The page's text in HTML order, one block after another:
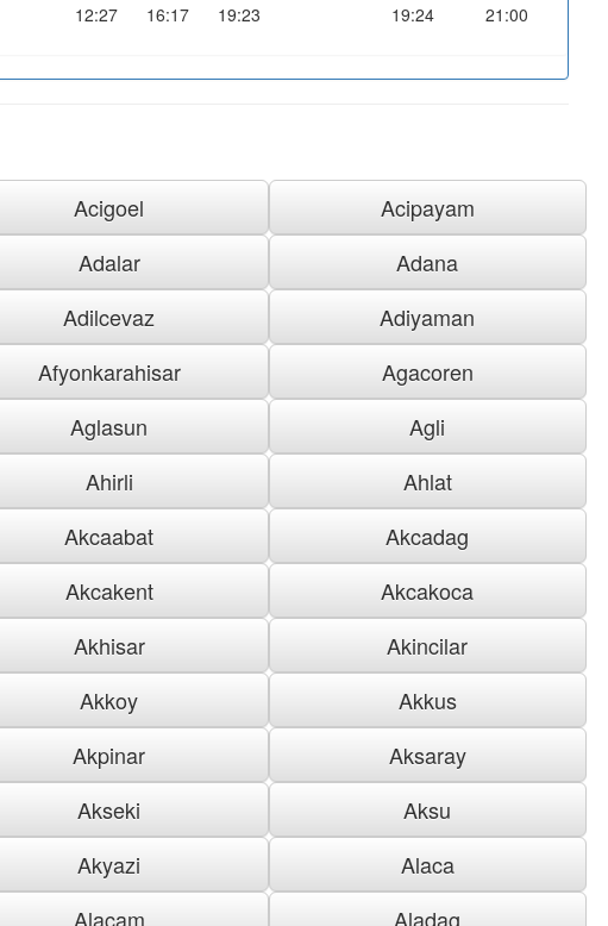
12:27 16:17 19:23 19:24 21:00
Acigoel
Acipayam
Adalar
Adana
Adilcevaz
Adiyaman
Afyonkarahisar
Agacoren
Aglasun
Agli
Ahirli
Ahlat
Akcaabat
Akcadag
Akcakent
Akcakoca
Akhisar
Akincilar
Akkoy
Akkus
Akpinar
Aksaray
Akseki
Aksu
Akyazi
Alaca
Alacam Aladag